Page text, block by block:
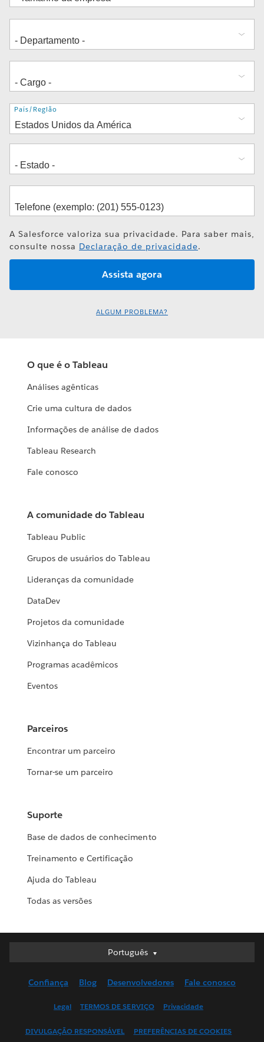
Endereço
País/Região
A Salesforce valoriza sua privacidade. Para saber mais,
consulte nossa Declaração de privacidade.
ALGUM PROBLEMA?
O que é o Tableau
Análises agênticas
Crie uma cultura de dados
Informações de análise de dados
Tableau Research
Fale conosco
A comunidade do Tableau
Tableau Public
Grupos de usuários do Tableau
Lideranças da comunidade
DataDev
Projetos da comunidade
Vizinhança do Tableau
Programas acadêmicos
Eventos
Parceiros
Encontrar um parceiro
Tornar-se um parceiro
Suporte
Base de dados de conhecimento
Treinamento e Certificação
Ajuda do Tableau
Todas as versões
Português
Português
English (UK)
Français (Canada)
Confiança Blog Desenvolvedores Fale conosco
Legal TERMOS DE SERVIÇO Privacidade
DIVULGAÇÃO RESPONSÁVEL PREFERÊNCIAS DE COOKIES